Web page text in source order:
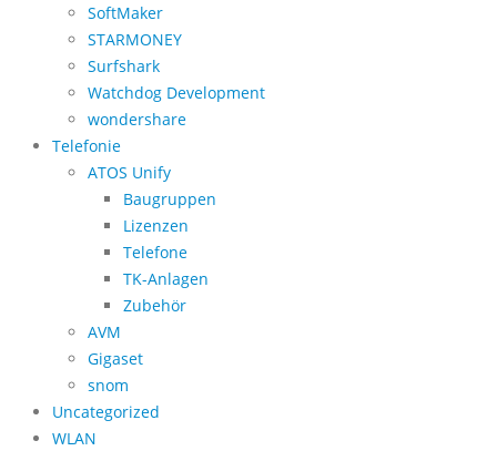
SoftMaker
STARMONEY
Surfshark
Watchdog Development
wondershare
Telefonie
ATOS Unify
Baugruppen
Lizenzen
Telefone
TK-Anlagen
Zubehör
AVM
Gigaset
snom
Uncategorized
WLAN